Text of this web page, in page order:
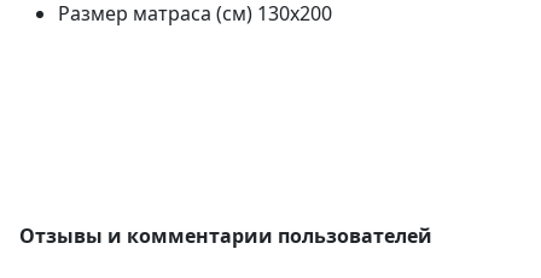
Размер матраса (см) 130х200
Отзывы и комментарии пользователей